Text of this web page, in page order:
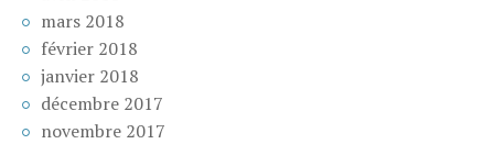
mars 2018
février 2018
janvier 2018
décembre 2017
novembre 2017